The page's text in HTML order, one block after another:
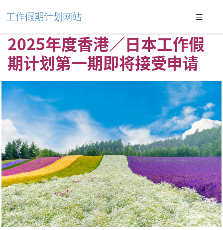
工作假期计划网站
2025年度香港／日本工作假
期计划第一期即将接受申请